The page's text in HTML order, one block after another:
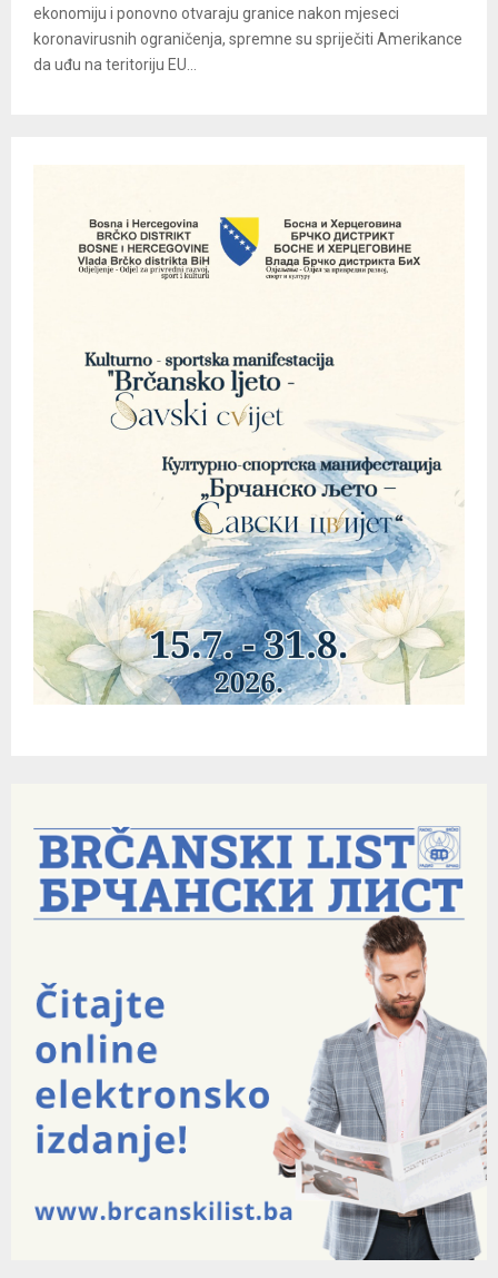
ekonomiju i ponovno otvaraju granice nakon mjeseci
koronavirusnih ograničenja, spremne su spriječiti Amerikance
da uđu na teritoriju EU...